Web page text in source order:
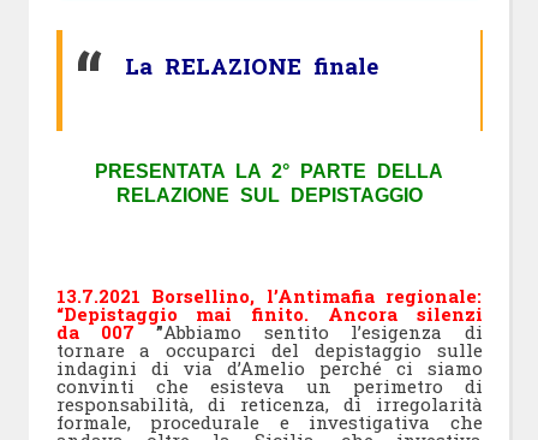
La RELAZIONE finale
PRESENTATA LA 2° PARTE DELLA
RELAZIONE SUL DEPISTAGGIO
13.7.2021 Borsellino, l’Antimafia regionale:
“Depistaggio mai finito. Ancora silenzi
da 007”Abbiamo sentito l’esigenza di
tornare a occuparci del depistaggio sulle
indagini di via d’Amelio perché ci siamo
convinti che esisteva un perimetro di
responsabilità, di reticenza, di irregolarità
formale, procedurale e investigativa che